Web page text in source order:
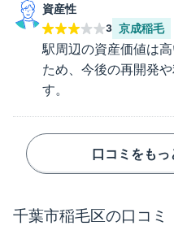
資産性
3 京成稲毛
駅周辺の資産価値は
ため、今後の再開発
す。
口コミをもっ
千葉市稲毛区の口コミ